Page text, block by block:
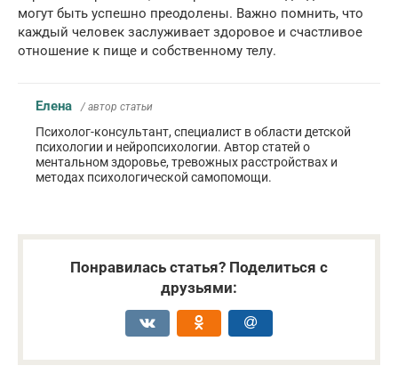
могут быть успешно преодолены. Важно помнить, что
каждый человек заслуживает здоровое и счастливое
отношение к пище и собственному телу.
Елена / автор статьи
Психолог-консультант, специалист в области детской
психологии и нейропсихологии. Автор статей о
ментальном здоровье, тревожных расстройствах и
методах психологической самопомощи.
Понравилась статья? Поделиться с
друзьями: